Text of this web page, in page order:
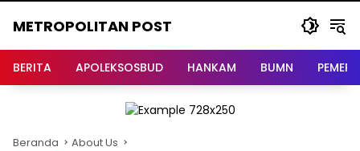
METROPOLITAN POST
BERITA APOLEKSOSBUD HANKAM BUMN
Beranda About Us